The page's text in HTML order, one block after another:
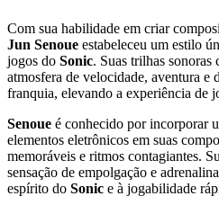
Com sua habilidade em criar
Jun Senoue estabeleceu um estilo
jogos do Sonic. Suas trilhas sonoras
atmosfera de velocidade, aventura e
franquia, elevando a experiência de
Senoue é conhecido por incorporar
elementos eletrônicos em suas
memoráveis e ritmos contagiantes.
sensação de empolgação e
espírito do Sonic e à jogabilidade